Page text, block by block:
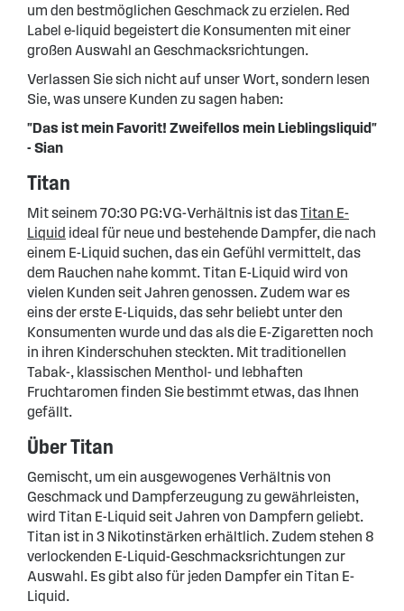
um den bestmöglichen Geschmack zu erzielen. Red
Label e-liquid begeistert die Konsumenten mit einer
großen Auswahl an Geschmacksrichtungen.
Verlassen Sie sich nicht auf unser Wort, sondern lesen
Sie, was unsere Kunden zu sagen haben:
"Das ist mein Favorit! Zweifellos mein Lieblingsliquid"
- Sian
Titan
Mit seinem 70:30 PG:VG-Verhältnis ist dasTitan E-
Liquid ideal für neue und bestehende Dampfer, die nach
einem E-Liquid suchen, das ein Gefühl vermittelt, das
dem Rauchen nahe kommt. Titan E-Liquid wird von
vielen Kunden seit Jahren genossen. Zudem war es
eins der erste E-Liquids, das sehr beliebt unter den
Konsumenten wurde und das als die E-Zigaretten noch
in ihren Kinderschuhen steckten. Mit traditionellen
Tabak-, klassischen Menthol- und lebhaften
Fruchtaromen finden Sie bestimmt etwas, das Ihnen
gefällt.
Über Titan
Gemischt, um ein ausgewogenes Verhältnis von
Geschmack und Dampferzeugung zu gewährleisten,
wird Titan E-Liquid seit Jahren von Dampfern geliebt.
Titan ist in 3 Nikotinstärken erhältlich. Zudem stehen 8
verlockenden E-Liquid-Geschmacksrichtungen zur
Auswahl. Es gibt also für jeden Dampfer ein Titan E-
Liquid.